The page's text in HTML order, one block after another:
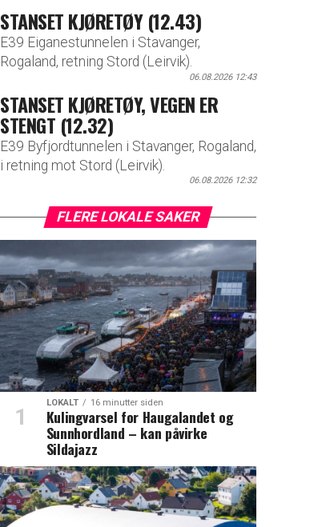
STANSET KJØRETØY (12.43)
E39 Eiganestunnelen i Stavanger,
Rogaland, retning Stord (Leirvik).
06.08.2026 12:43
STANSET KJØRETØY, VEGEN ER
STENGT (12.32)
E39 Byfjordtunnelen i Stavanger, Rogaland,
i retning mot Stord (Leirvik).
06.08.2026 12:32
FLERE LOKALE SAKER
LOKALT 16 minutter siden
Kulingvarsel for Haugalandet og
Sunnhordland – kan påvirke
Sildajazz